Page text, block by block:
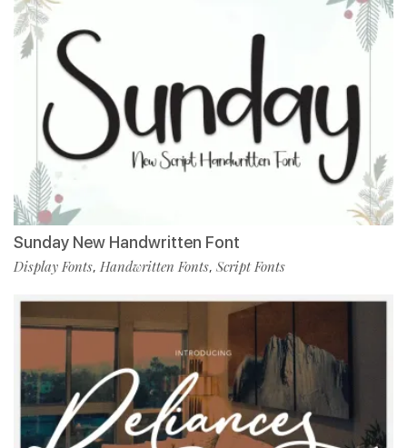
Sunday New Handwritten Font
Display Fonts, Handwritten Fonts, Script Fonts